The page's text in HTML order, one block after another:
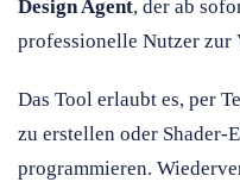
Design Agent, der ab
professionelle Nutzer zur
Das Tool erlaubt es, per
zu erstellen oder Shader-
programmieren.